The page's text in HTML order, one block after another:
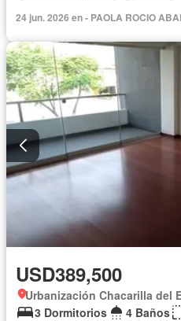
Sin amoblar
24 jun. 2026 en - PAOLA ROCIO
USD389,500
Urbanización Chacarilla del
3 Dormitorios
4 Baños